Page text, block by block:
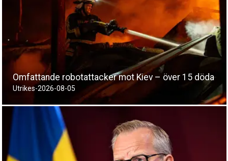
Omfattande robotattacker mot Kiev – över 15 döda
Utrikes-2026-08-05